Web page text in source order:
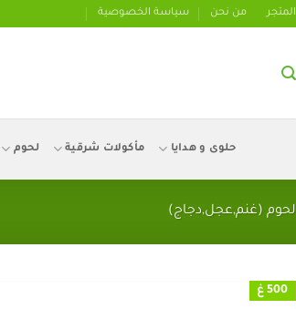
المتجر من نحن سياسة الخصوصية
حلوى و هدايا مأكولات شرقية لحوم
لحوم (غنم,عجل,دجاج)
500 غ